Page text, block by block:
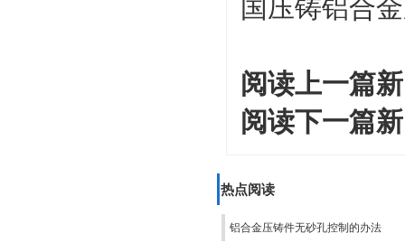
国压铸铝合
阅读上一篇
阅读下一篇
热点阅读
铝合金压铸件无砂孔控制的办法